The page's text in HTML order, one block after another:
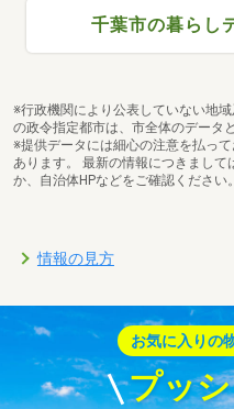
千葉市の暮らし
※行政機関により公表していない地
の政令指定都市は、市全体のデータ
※提供データには細心の注意を払っ
あります。 最新の情報につきまして
か、自治体HPなどをご確認ください。
情報の見方
お気に入りの
プッ